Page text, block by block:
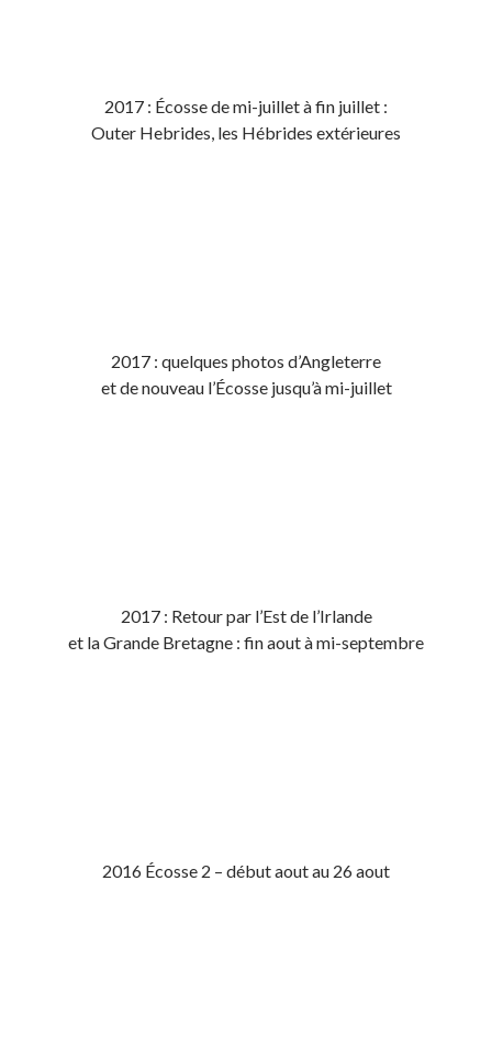
2017 : Écosse de mi-juillet à fin juillet :
Outer Hebrides, les Hébrides extérieures
2017 : quelques photos d’Angleterre
et de nouveau l’Écosse jusqu’à mi-juillet
2017 : Retour par l’Est de l’Irlande
et la Grande Bretagne : fin aout à mi-septembre
2016 Écosse 2 – début aout au 26 aout